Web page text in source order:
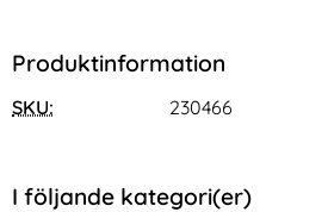
Produktinformation
SKU: 230466
I följande kategori(er)